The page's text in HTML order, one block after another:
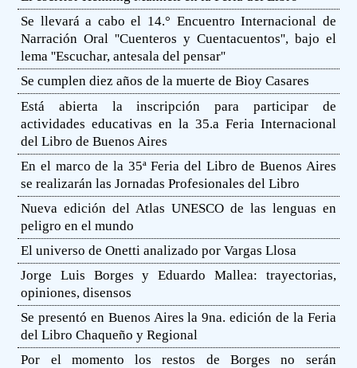
Se llevará a cabo el 14.° Encuentro Internacional de
Narración Oral ''Cuenteros y Cuentacuentos'', bajo el
lema ''Escuchar, antesala del pensar''
Se cumplen diez años de la muerte de Bioy Casares
Está abierta la inscripción para participar de
actividades educativas en la 35.a Feria Internacional
del Libro de Buenos Aires
En el marco de la 35ª Feria del Libro de Buenos Aires
se realizarán las Jornadas Profesionales del Libro
Nueva edición del Atlas UNESCO de las lenguas en
peligro en el mundo
El universo de Onetti analizado por Vargas Llosa
Jorge Luis Borges y Eduardo Mallea: trayectorias,
opiniones, disensos
Se presentó en Buenos Aires la 9na. edición de la Feria
del Libro Chaqueño y Regional
Por el momento los restos de Borges no serán